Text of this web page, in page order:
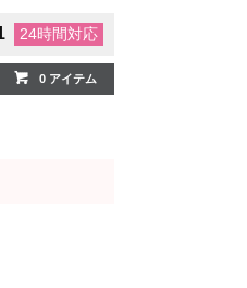
24時間対応
0 アイテム